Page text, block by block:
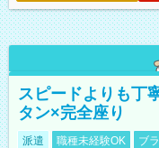
スピードよりも丁
タン×完全座り
派遣 職種未経験OK ブ